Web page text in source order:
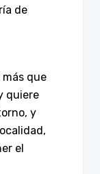
de
que
quiere
y
el